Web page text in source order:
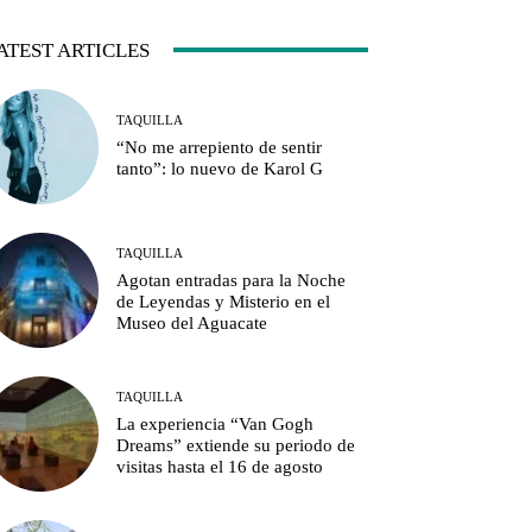
ARTICLES
TAQUILLA
“No me arrepiento de sentir
tanto”: lo nuevo de Karol G
TAQUILLA
Agotan entradas para la Noche
de Leyendas y Misterio en el
Museo del Aguacate
TAQUILLA
La experiencia “Van Gogh
Dreams” extiende su periodo de
visitas hasta el 16 de agosto